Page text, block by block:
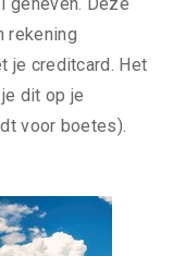
geheven. Deze
rekening
je creditcard. Het
dit op je
voor boetes).